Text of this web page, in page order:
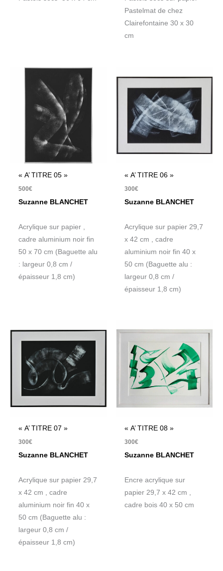
Pastelmat de chez
Clairefontaine 30 x 30
cm
« A’ TITRE 05 »
500€
Suzanne BLANCHET
Acrylique sur papier ,
cadre aluminium noir fin
50 x 70 cm (Baguette alu
: largeur 0,8 cm /
épaisseur 1,8 cm)
« A’ TITRE 06 »
300€
Suzanne BLANCHET
Acrylique sur papier 29,7
x 42 cm , cadre
aluminium noir fin 40 x
50 cm (Baguette alu :
largeur 0,8 cm /
épaisseur 1,8 cm)
« A’ TITRE 07 »
300€
Suzanne BLANCHET
Acrylique sur papier 29,7
x 42 cm , cadre
aluminium noir fin 40 x
50 cm (Baguette alu :
largeur 0,8 cm /
épaisseur 1,8 cm)
« A’ TITRE 08 »
300€
Suzanne BLANCHET
Encre acrylique sur
papier 29,7 x 42 cm ,
cadre bois 40 x 50 cm